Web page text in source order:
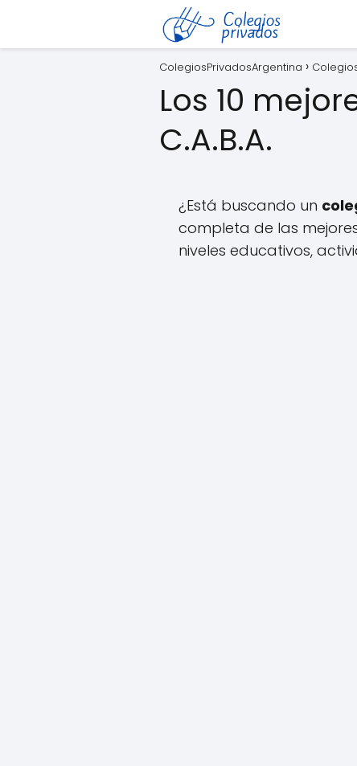
ColegiosPrivadosArgentina
Los 10
C.A.B.A.
¿Está buscando un
completa de las
niveles educativos,